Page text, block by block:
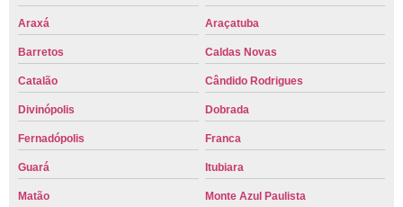
Araxá Araçatuba
Barretos Caldas Novas
Catalão Cândido Rodrigues
Divinópolis Dobrada
Fernadópolis Franca
Guará Itubiara
Matão Monte Azul Paulista